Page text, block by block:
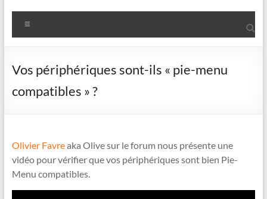
Blenderlounge
Le
de
sur
Vos périphériques sont-ils « pie-menu
compatibles » ?
Olivier Favreaka Olive sur le forum nous présente une
vidéo pour vérifier que vos périphériques sont bien Pie-
Menu compatibles.